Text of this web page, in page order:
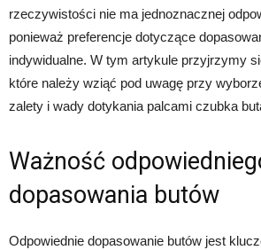
rzeczywistości nie ma jednoznacznej
ponieważ preferencje dotyczące
indywidualne. W tym artykule przyjrzymy
które należy wziąć pod uwagę przy
zalety i wady dotykania palcami czubka
Ważność
dopasowania butów
Odpowiednie dopasowanie butów jest